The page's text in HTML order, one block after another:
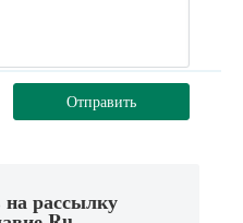
Отправить
рассылку